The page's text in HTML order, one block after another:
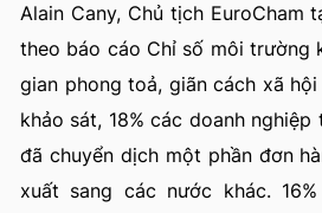
Alain Cany, Chủ tịch EuroCham
theo báo cáo Chỉ số môi trường
gian phong toả, giãn cách xã
khảo sát, 18% các doanh
đã chuyển dịch một phần đơn
xuất sang các nước khác.